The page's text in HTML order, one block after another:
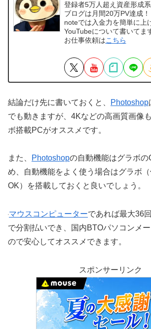
登録者5万人超え資産形成系
ブログは月間20万PV達成！
noteでは入金力を簡単に上
YouTubeについて書いてま
お仕事依頼はこちら
結論だけ先に書いておくと、 Photoshop
でも動きますが、4Kなどの高画質画像
ボ搭載PCがオススメです。
また、 Photoshopの自動機能はグラボの
め、自動機能をよく使う場合はグラボ
OK）を搭載しておくと良いでしょう。
マウスコンピューターであれば最大36
で分割払いでき、国内BTOパソコンメ
ので安心してオススメできます。
スポンサーリンク